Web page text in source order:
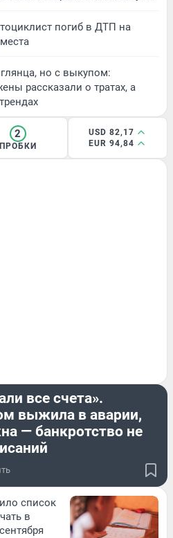
погиб в ДТП на
но с выкупом:
рассказали о тратах, а
2
ПРОБКИ
USD 82,17
EUR 94,84
все счета».
выжила в аварии,
— банкротство не
список
в